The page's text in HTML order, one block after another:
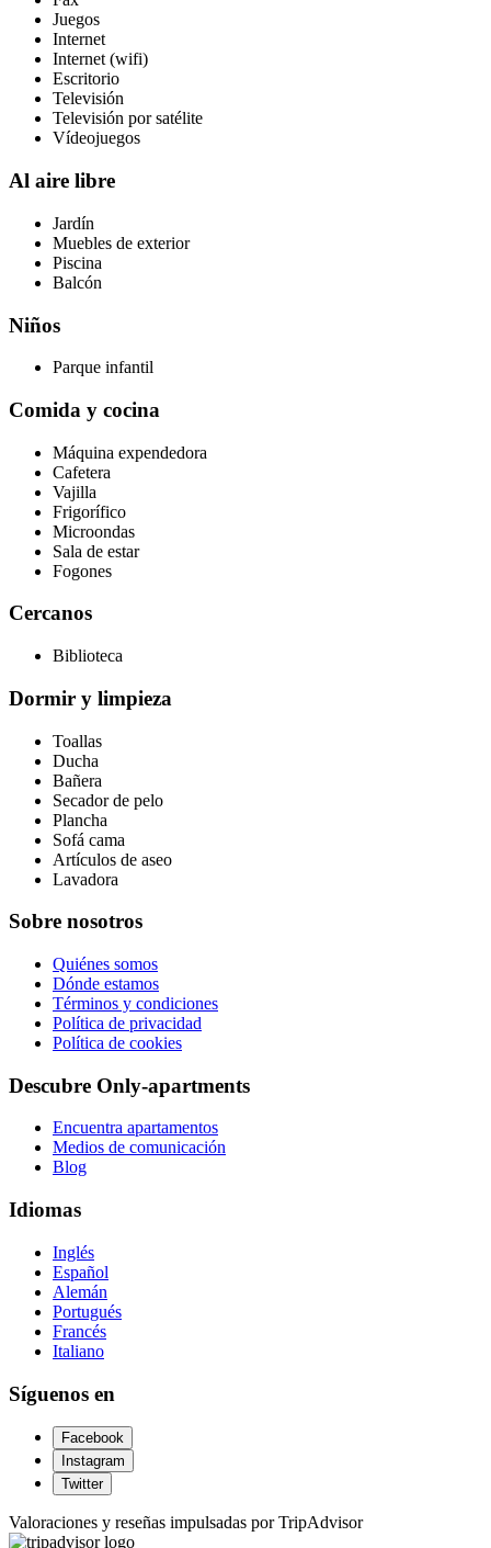
Juegos
Internet
Internet (wifi)
Escritorio
Televisión
Televisión por satélite
Vídeojuegos
Al aire libre
Jardín
Muebles de exterior
Piscina
Balcón
Niños
Parque infantil
Comida y cocina
Máquina expendedora
Cafetera
Vajilla
Frigorífico
Microondas
Sala de estar
Fogones
Cercanos
Biblioteca
Dormir y limpieza
Toallas
Ducha
Bañera
Secador de pelo
Plancha
Sofá cama
Artículos de aseo
Lavadora
Sobre nosotros
Quiénes somos
Dónde estamos
Términos y condiciones
Política de privacidad
Política de cookies
Descubre Only-apartments
Encuentra apartamentos
Medios de comunicación
Blog
Idiomas
Inglés
Español
Alemán
Portugués
Francés
Italiano
Síguenos en
Facebook
Instagram
Twitter
Valoraciones y reseñas impulsadas por TripAdvisor